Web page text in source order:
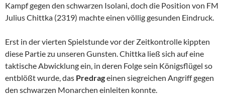
Kampf gegen den schwarzen Isolani, doch die Position von FM
Julius Chittka (2319) machte einen völlig gesunden Eindruck.
Erst in der vierten Spielstunde vor der Zeitkontrolle kippten
diese Partie zu unseren Gunsten. Chittka ließ sich auf eine
taktische Abwicklung ein, in deren Folge sein Königsflügel so
entblößt wurde, das Predrageinen siegreichen Angriff gegen
den schwarzen Monarchen einleiten konnte.